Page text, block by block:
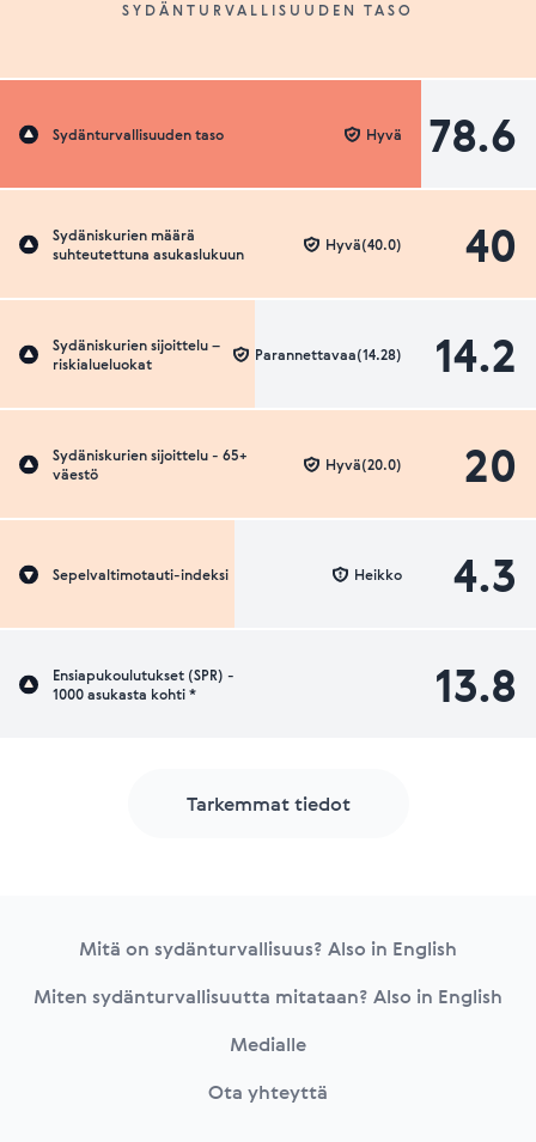
SYDÄNTURVALLISUUDEN TASO
Sydänturvallisuuden taso 78.6
Hyvä
Sydäniskurien määrä
suhteutettuna asukaslukuun
40
Hyvä(40.0)
Sydäniskurien sijoittelu –
riskialueluokat
14.2
Parannettavaa(14.28)
Sydäniskurien sijoittelu - 65+
väestö
20
Hyvä(20.0)
Sepelvaltimotauti-indeksi 4.3
Heikko
Ensiapukoulutukset (SPR) -
1000 asukasta kohti *
13.8
Tarkemmat tiedot
Mitä on sydänturvallisuus? Also in English
Miten sydänturvallisuutta mitataan? Also in English
Medialle
Ota yhteyttä